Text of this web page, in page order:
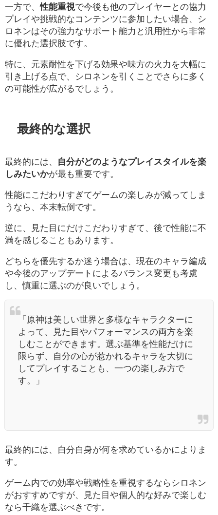
一方で、性能重視で今後も他のプレイヤーとの協力
プレイや挑戦的なコンテンツに参加したい場合、シ
ロネンはその強力なサポート能力と汎用性から非常
に優れた選択肢です。
特に、元素耐性を下げる効果や味方の火力を大幅に
引き上げる点で、シロネンを引くことでさらに多く
の可能性が広がるでしょう。
最終的な選択
最終的には、 自分がどのようなプレイスタイルを楽
しみたいかが最も重要です。
性能にこだわりすぎてゲームの楽しみが減ってしま
うなら、本末転倒です。
逆に、見た目にだけこだわりすぎて、後で性能に不
満を感じることもあります。
どちらを優先するか迷う場合は、現在のキャラ編成
や今後のアップデートによるバランス変更も考慮
し、慎重に選ぶのが良いでしょう。
「原神は美しい世界と多様なキャラクターに
よって、見た目やパフォーマンスの両方を楽
しむことができます。選ぶ基準を性能だけに
限らず、自分の心が惹かれるキャラを大切に
してプレイすることも、一つの楽しみ方で
す。」
最終的には、自分自身が何を求めているかによりま
す。
ゲーム内での効率や戦略性を重視するならシロネン
がおすすめですが、見た目や個人的な好みで楽しむ
なら千織を選ぶべきです。